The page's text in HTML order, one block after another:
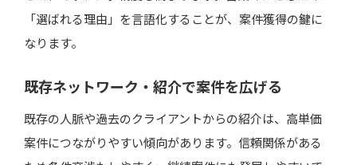
「選ばれる理由」を言語化することが、案件獲得の鍵に
なります。
既存ネットワーク・紹介で案件を広げる
既存の人脈や過去のクライアントからの紹介は、高単価
案件につながりやすい傾向があります。信頼関係がある